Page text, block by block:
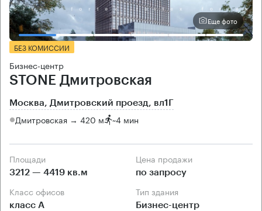
Еще фото
БЕЗ КОМИССИИ
Бизнес-центр
STONE Дмитровская
Москва, Дмитровский проезд, вл1Г
Дмитровская → 420 м ~4 мин
Площади
3212 — 4419 кв.м
Цена продажи
по запросу
Класс офисов
класс А
Тип здания
Бизнес-центр